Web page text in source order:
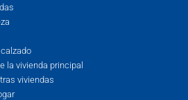
la vivienda principal
viviendas